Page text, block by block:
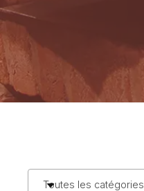
Toutes les catégories